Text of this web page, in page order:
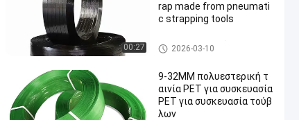
00:27
rap made from pneumati
c strapping tools
PET που συσκευάζει το λουρ
ί
2026-03-10
9-32MM πολυεστερική τ
αινία PET για συσκευασία
PET για συσκευασία τούβ
λων